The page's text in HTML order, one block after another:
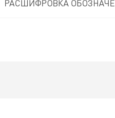
РАСШИФРОВКА